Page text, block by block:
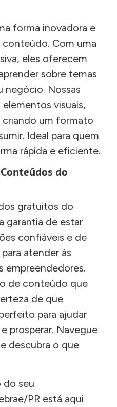
forma inovadora e
Com uma
eles oferecem
sobre temas
negócio. Nossas
visuais,
um formato
Ideal para quem
rápida e eficiente.
do
gratuitos do
garantia de estar
confiáveis e de
atender às
empreendedores.
de conteúdo que
de que
para ajudar
prosperar. Navegue
descubra o que
do seu
PR está aqui